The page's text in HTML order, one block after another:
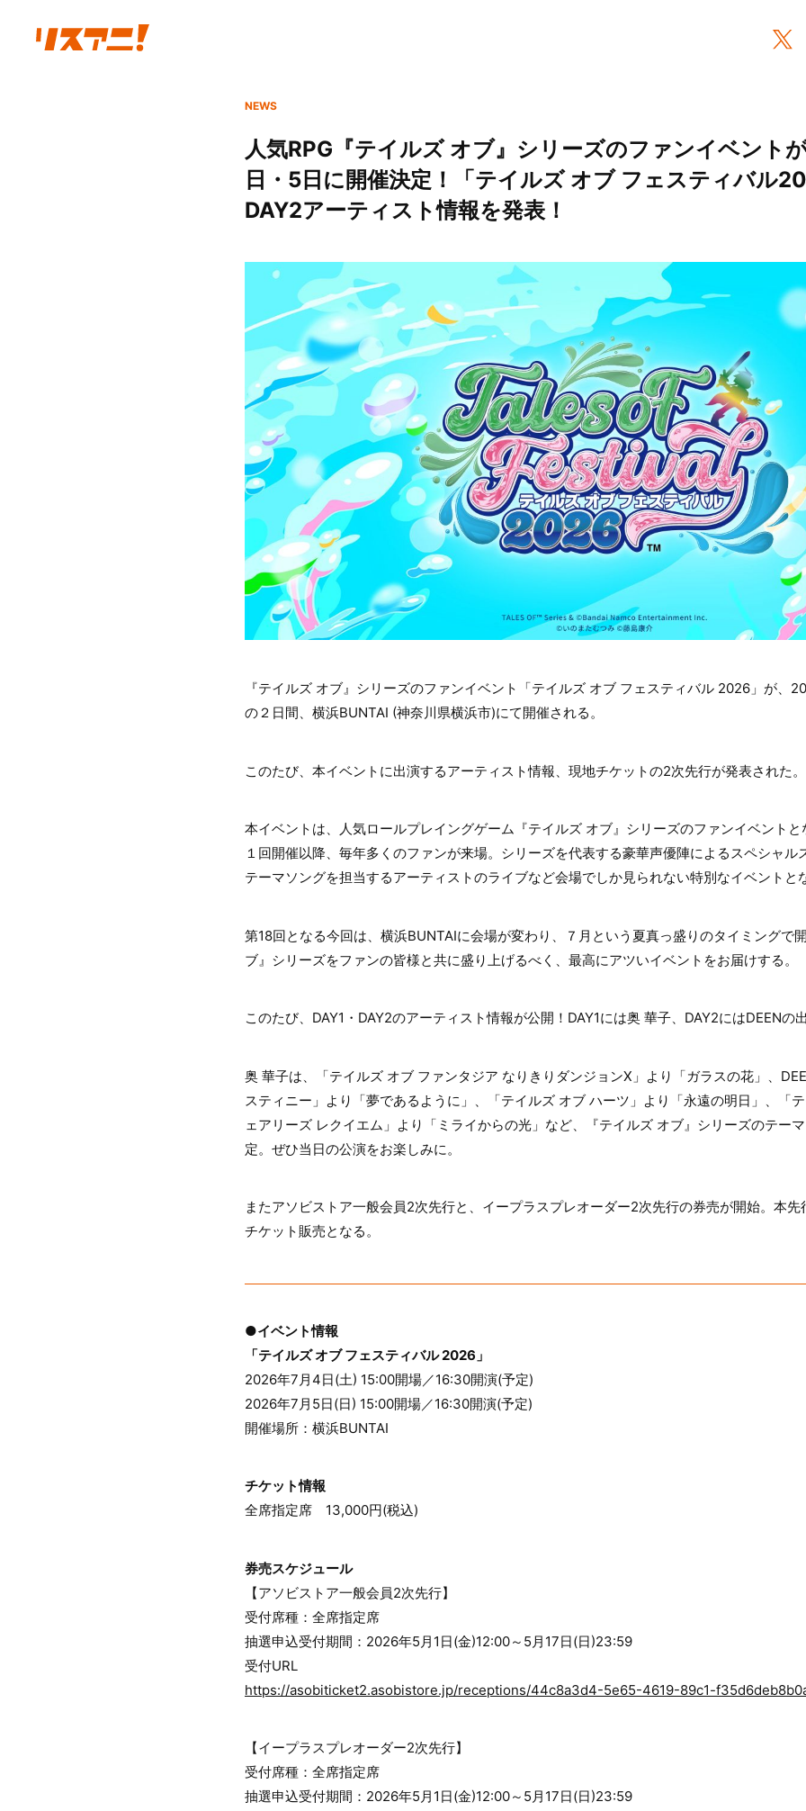
NEWS
人気RPG『テイルズ オブ』シリーズのファンイベント
日・5日に開催決定！「テイルズ オブ フェスティバル
DAY2アーティスト情報を発表！
『テイルズ オブ』シリーズのファンイベント「テイルズ オブ フェスティバル 2026」が、
の２日間、横浜BUNTAI (神奈川県横浜市)にて開催される。
このたび、本イベントに出演するアーティスト情報、現地チケットの2次先行が発表された。
本イベントは、人気ロールプレイングゲーム『テイルズ オブ』シリーズのファンイベント
１回開催以降、毎年多くのファンが来場。シリーズを代表する豪華声優陣によるスペシャル
テーマソングを担当するアーティストのライブなど会場でしか見られない特別なイベントと
第18回となる今回は、横浜BUNTAIに会場が変わり、７月という夏真っ盛りのタイミングで
ブ』シリーズをファンの皆様と共に盛り上げるべく、最高にアツいイベントをお届けする。
このたび、DAY1・DAY2のアーティスト情報が公開！DAY1には奥 華子、DAY2にはDEENの
奥 華子は、「テイルズ オブ ファンタジア なりきりダンジョンX」より「ガラスの花」、
スティニー」より「夢であるように」、「テイルズ オブ ハーツ」より「永遠の明日」、「
ェアリーズ レクイエム」より「ミライからの光」など、『テイルズ オブ』シリーズのテー
定。ぜひ当日の公演をお楽しみに。
またアソビストア一般会員2次先行と、イープラスプレオーダー2次先行の券売が開始。本
チケット販売となる。
●イベント情報
「テイルズ オブ フェスティバル 2026」
2026年7月4日(土) 15:00開場／16:30開演(予定)
2026年7月5日(日) 15:00開場／16:30開演(予定)
開催場所：横浜BUNTAI
チケット情報
全席指定席 13,000円(税込)
券売スケジュール
【アソビストア一般会員2次先行】
受付席種：全席指定席
抽選申込受付期間：2026年5月1日(金)12:00～5月17日(日)23:59
受付URL
https://asobiticket2.asobistore.jp/receptions/44c8a3d4-5e65-4619-89c1-
【イープラスプレオーダー2次先行】
受付席種：全席指定席
抽選申込受付期間：2026年5月1日(金)12:00～5月17日(日)23:59